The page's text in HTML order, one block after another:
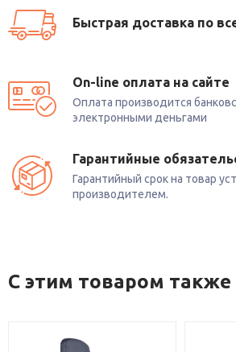
Быстрая доставка по
On-line оплата на сайте
Оплата производится
электронными деньгами
Гарантийные
Гарантийный срок на товар
производителем.
С этим товаром